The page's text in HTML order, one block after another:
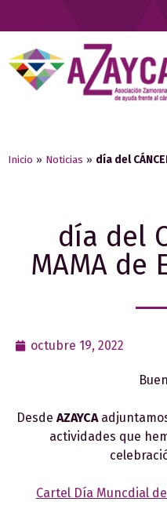
Inicio » Noticias » día del
día del
MAMA de
octubre 19, 2022
Desde AZAYCA
actividades que
Cartel Día Muncdial